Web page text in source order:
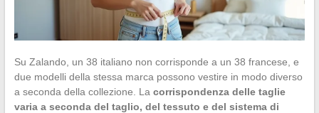
Su Zalando, un 38 italiano non corrisponde a un 38 francese, e
due modelli della stessa marca possono vestire in modo diverso
a seconda della collezione. La corrispondenza delle taglie
varia a seconda del taglio, del tessuto e del sistema di